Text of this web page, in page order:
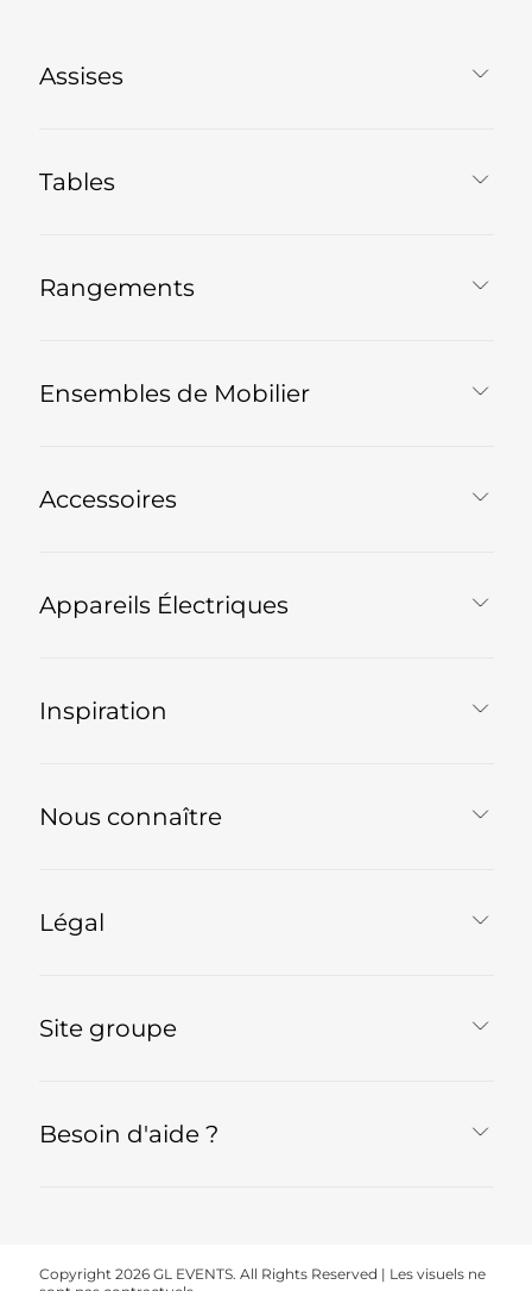
Assises
Tables
Rangements
Ensembles de Mobilier
Accessoires
Appareils Électriques
Inspiration
Nous connaître
Légal
Site groupe
Besoin d'aide ?
Copyright 2026 GL EVENTS. All Rights Reserved | Les visuels ne